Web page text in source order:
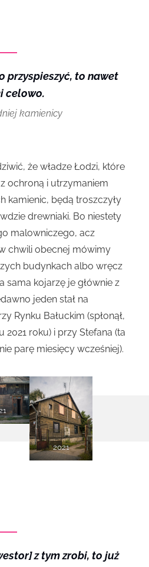
przyspieszyć, to nawet
celowo.
kamienicy
że władze Łodzi, które
ochroną i utrzymaniem
kamienic, będą troszczyły
drewniaki. Bo niestety
malowniczego, acz
chwili obecnej mówimy
budynkach albo wręcz
sama kojarzę je głównie z
jeden stał na
Rynku Bałuckim (spłonął,
roku) i przy Stefana (ta
parę miesięcy wcześniej).
2021
z tym zrobi, to już